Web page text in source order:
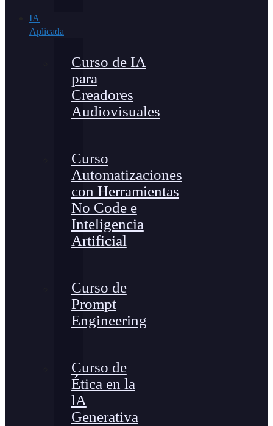
IA
Aplicada
Curso de IA
para
Creadores
Audiovisuales
Curso
Automatizaciones
con Herramientas
No Code e
Inteligencia
Artificial
Curso de
Prompt
Engineering
Curso de
Ética en la
lA
Generativa